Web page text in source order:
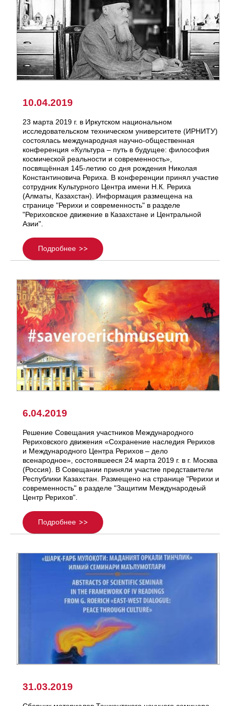
10.04.2019
23 марта 2019 г. в Иркутском национальном
исследовательском техническом университете (ИРНИТУ)
состоялась международная научно-общественная
конференция «Культура – путь в будущее: философия
космической реальности и современность»,
посвящённая 145-летию со дня рождения Николая
Константиновича Рериха. В конференции принял участие
сотрудник Культурного Центра имени Н.К. Рериха
(Алматы, Казахстан). Информация размещена на
странице "Рерихи и современность" в разделе
"Рериховское движение в Казахстане и Центральной
Азии".
Подробнее
6.04.2019
Решение Совещания участников Международного
Рериховского движения «Сохранение наследия Рерихов
и Международного Центра Рерихов – дело
всенародное», состоявшееся 24 марта 2019 г. в г. Москва
(Россия). В Совещании приняли участие представители
Республики Казахстан. Размещено на странице "Рерихи и
современность" в разделе "Защитим Международеый
Центр Рерихов".
Подробнее
31.03.2019